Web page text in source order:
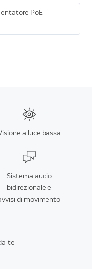
PoE
a luce bassa
Sistema audio
bidirezionale e
di movimento
te